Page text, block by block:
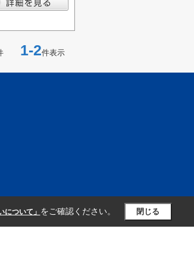
1-2件表示
ついて」 をご確認ください。 閉じる